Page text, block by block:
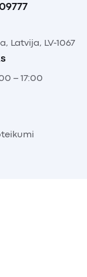
Latvija, LV-1067
– 17:00